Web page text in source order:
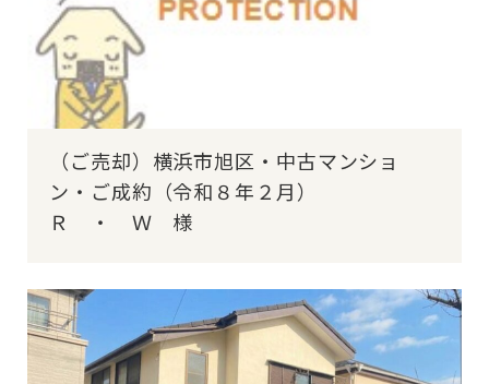
（ご売却）横浜市旭区・中古マンショ
ン・ご成約（令和８年２月）
Ｒ ・ Ｗ 様